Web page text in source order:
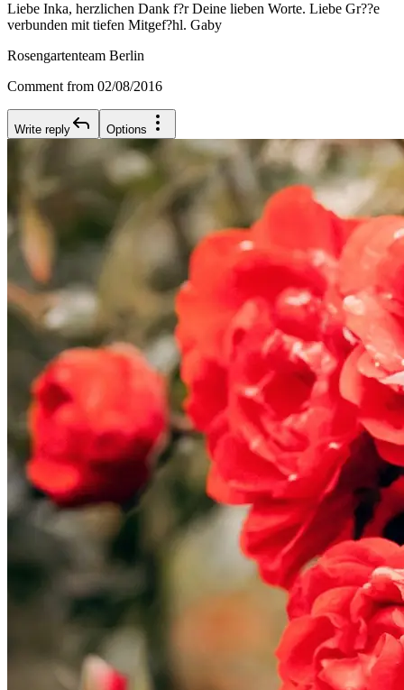
Liebe Inka, herzlichen Dank f?r Deine lieben Worte. Liebe Gr??e
verbunden mit tiefen Mitgef?hl. Gaby
Rosengartenteam Berlin
Comment from 02/08/2016
Write reply Options